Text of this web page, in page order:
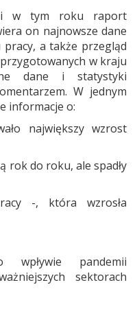
w tym roku raport
on najnowsze dane
a także przegląd
w kraju
dane i statystyki
W jednym
informacje o:
największy wzrost
rok do roku, ale spadły
-, która wzrosła
wpływie pandemii
sektorach